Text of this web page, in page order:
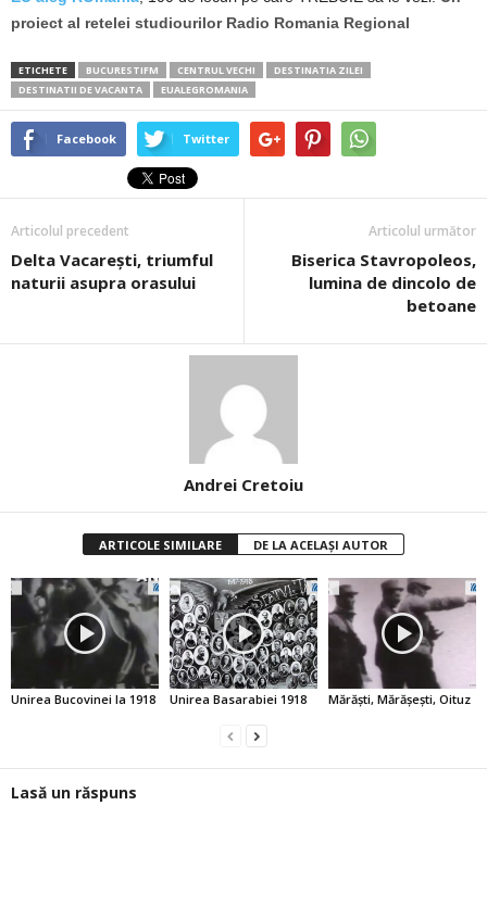
proiect al retelei studiourilor Radio Romania Regional
ETICHETE BUCURESTIFM CENTRUL VECHI
DESTINATIA ZILEI
DESTINATII DE VACANTA
EUALEGROMANIA
Facebook Twitter
Articolul precedent
Delta Vacareşti, triumful
naturii asupra orasului
Articolul următor
Biserica Stavropoleos,
lumina de dincolo de
betoane
Andrei Cretoiu
ARTICOLE SIMILARE DE LA ACELAȘI AUTOR
Unirea Bucovinei la 1918 Unirea Basarabiei 1918 Mărăşti, Mărăşeşti, Oituz
Lasă un răspuns